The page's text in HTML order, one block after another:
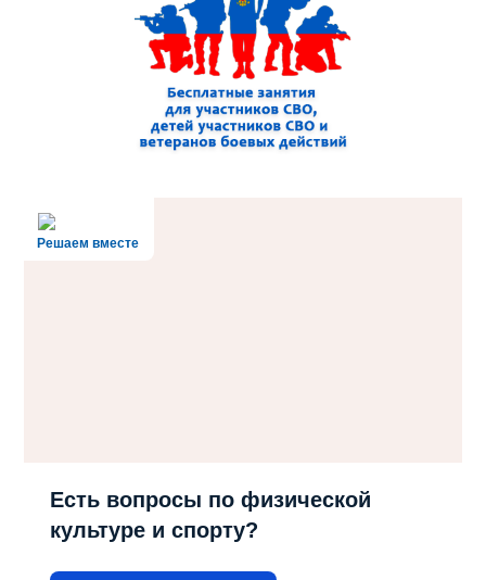
Решаем вместе
Есть вопросы по физической
культуре и спорту?